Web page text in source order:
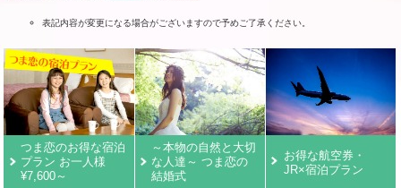
表記内容が変更になる場合がございますので予めご了承ください。
つま恋のお得な宿泊
プラン お一人様
¥7,600～
～本物の自然と大切
な人達～ つま恋の
結婚式
お得な航空券・
JR×宿泊プラン